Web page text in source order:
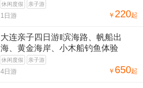
休闲度假 亲子游
￥ 220起
1日游
大连亲子四日游‖滨海路、帆船出
海、黄金海岸、小木船钓鱼体验
休闲度假 亲子游
￥ 650起
4日游